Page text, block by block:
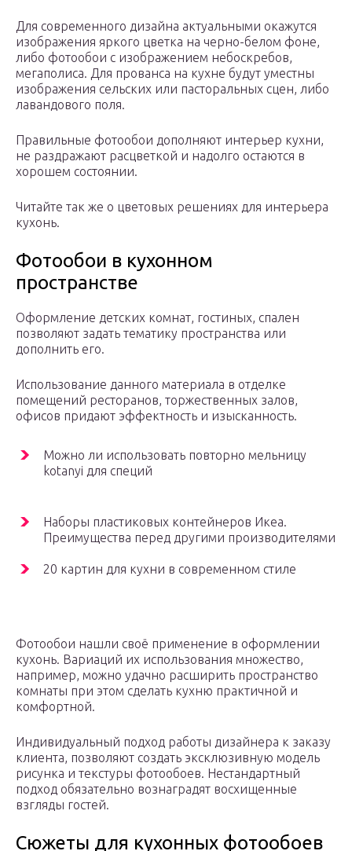
Для современного дизайна актуальными окажутся
изображения яркого цветка на черно-белом фоне,
либо фотообои с изображением небоскребов,
мегаполиса. Для прованса на кухне будут уместны
изображения сельских или пасторальных сцен, либо
лавандового поля.
Правильные фотообои дополняют интерьер кухни,
не раздражают расцветкой и надолго остаются в
хорошем состоянии.
Читайте так же о цветовых решениях для интерьера
кухонь.
Фотообои в кухонном
пространстве
Оформление детских комнат, гостиных, спален
позволяют задать тематику пространства или
дополнить его.
Использование данного материала в отделке
помещений ресторанов, торжественных залов,
офисов придают эффектность и изысканность.
Можно ли использовать повторно мельницу
kotanyi для специй
Наборы пластиковых контейнеров Икеа.
Преимущества перед другими производителями
20 картин для кухни в современном стиле
Фотообои нашли своё применение в оформлении
кухонь. Вариаций их использования множество,
например, можно удачно расширить пространство
комнаты при этом сделать кухню практичной и
комфортной.
Индивидуальный подход работы дизайнера к заказу
клиента, позволяют создать эксклюзивную модель
рисунка и текстуры фотообоев. Нестандартный
подход обязательно вознаградят восхищенные
взгляды гостей.
Сюжеты для кухонных фотообоев